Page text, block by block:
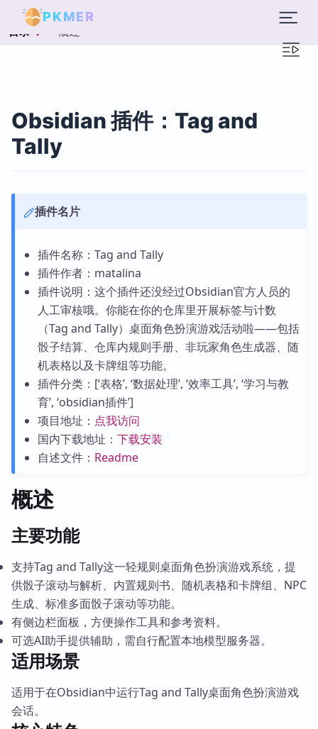
PKMER
目录 概述
Obsidian 插件：Tag and
Tally
插件名片
插件名称：Tag and Tally
插件作者：matalina
插件说明：这个插件还没经过Obsidian官方人员的
人工审核哦。你能在你的仓库里开展标签与计数
（Tag and Tally）桌面角色扮演游戏活动啦——包括
骰子结算、仓库内规则手册、非玩家角色生成器、随
机表格以及卡牌组等功能。
插件分类：[‘表格’, ‘数据处理’, ‘效率工具’, ‘学习与教
育’, ‘obsidian插件’]
项目地址： 点我访问
国内下载地址： 下载安装
自述文件： Readme
概述
主要功能
支持Tag and Tally这一轻规则桌面角色扮演游戏系统，提
供骰子滚动与解析、内置规则书、随机表格和卡牌组、NPC
生成、标准多面骰子滚动等功能。
有侧边栏面板，方便操作工具和参考资料。
可选AI助手提供辅助，需自行配置本地模型服务器。
适用场景
适用于在Obsidian中运行Tag and Tally桌面角色扮演游戏
会话。